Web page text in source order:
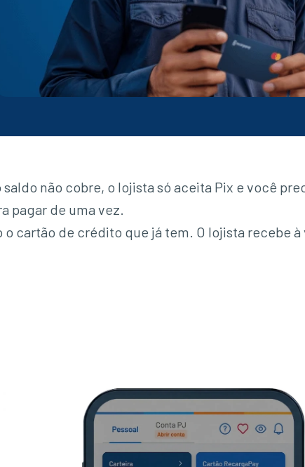
não cobre, o lojista só aceita Pix e você
pagar de uma vez.
cartão de crédito que já tem. O lojista recebe à